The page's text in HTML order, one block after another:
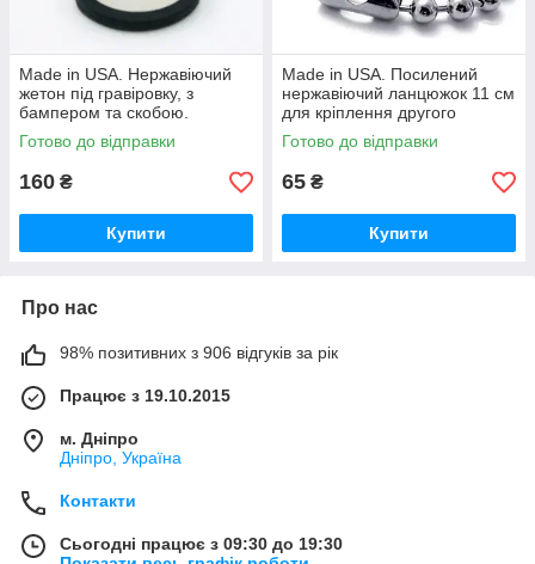
Made in USA. Нержавіючий
жетон під гравіровку, з
бампером та скобою.
Високоякісний силікон.
Оплата при отриманні.
Готово до відправки
160 ₴
Купити
Made in USA. Посилений
нержавіючий ланцюжок 11 см
для кріплення другого
жетона - 20 КГ НА РАЗРЫВ,
D=3,2 мм Оплата при
отриманні!
Готово до відправки
65 ₴
Купити
Про нас
98% позитивних з 906 відгуків за рік
Працює з 19.10.2015
м. Дніпро
Дніпро, Україна
Контакти
Сьогодні працює з 09:30 до 19:30